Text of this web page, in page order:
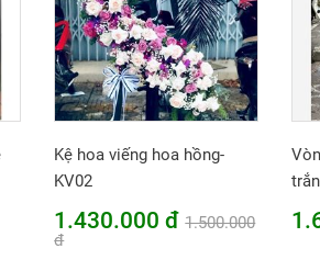
Kệ hoa viếng hoa hồng-
KV02
1.430.000 đ 1.500.000
đ